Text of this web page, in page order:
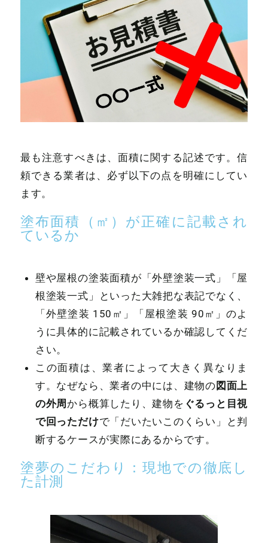
最も注意すべきは、面積に関する記述です。信
頼できる業者は、必ず以下の点を明確にしてい
ます。
塗布面積（㎡）が正確に記載され
ているか
壁や屋根の塗装面積が「外壁塗装一式」「屋
根塗装一式」といった大雑把な表記でなく、
「外壁塗装 150㎡ 」「屋根塗装 90㎡ 」のよ
うに具体的に記載されているか確認してくだ
さい。
この面積は、業者によって大きく異なりま
す。なぜなら、業者の中には、建物の図面上
の外周から概算したり、建物を ぐるっと目視
で回っただけで「だいたいこのくらい」と判
断するケースが実際にあるからです。
塗夢のこだわり：現地での徹底し
た計測